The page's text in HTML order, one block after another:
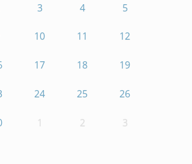
3 4 5
10 11 12
17 18 19
24 25 26
1 2 3